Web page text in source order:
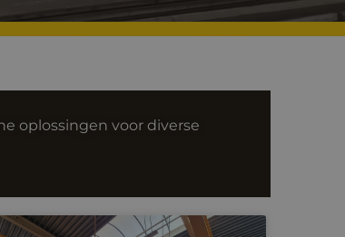
oplossingen voor diverse